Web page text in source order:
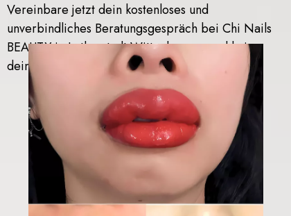
Vereinbare jetzt dein kostenloses und
unverbindliches Beratungsgespräch bei Chi Nails
BEAUTY in Lutherstadt Wittenberg – und bring
deine Lippen zum Strahlen!